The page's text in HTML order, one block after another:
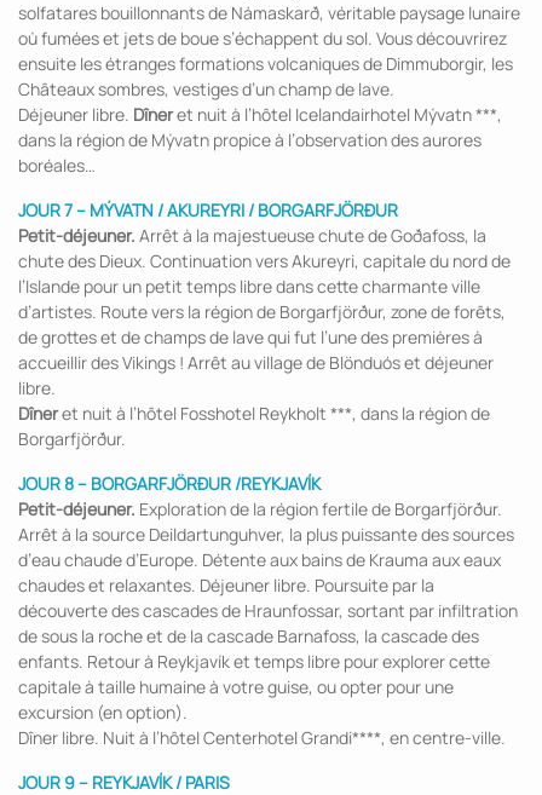
solfatares bouillonnants de Námaskarð, véritable paysage lunaire
où fumées et jets de boue s’échappent du sol. Vous découvrirez
ensuite les étranges formations volcaniques de Dimmuborgir, les
Châteaux sombres, vestiges d’un champ de lave.
Déjeuner libre. Dîneret nuit à l’hôtel Icelandairhotel Mývatn ***,
dans la région de Mývatn propice à l’observation des aurores
boréales…
JOUR 7 – MÝVATN / AKUREYRI / BORGARFJÖRÐUR
Petit-déjeuner. Arrêt à la majestueuse chute de Goðafoss, la
chute des Dieux. Continuation vers Akureyri, capitale du nord de
l’Islande pour un petit temps libre dans cette charmante ville
d’artistes. Route vers la région de Borgarfjörður, zone de forêts,
de grottes et de champs de lave qui fut l’une des premières à
accueillir des Vikings ! Arrêt au village de Blönduós et déjeuner
libre.
Dîneret nuit à l’hôtel Fosshotel Reykholt ***, dans la région de
Borgarfjörður.
JOUR 8 – BORGARFJÖRÐUR /REYKJAVÍK
Petit-déjeuner. Exploration de la région fertile de Borgarfjörður.
Arrêt à la source Deildartunguhver, la plus puissante des sources
d’eau chaude d’Europe. Détente aux bains de Krauma aux eaux
chaudes et relaxantes. Déjeuner libre. Poursuite par la
découverte des cascades de Hraunfossar, sortant par infiltration
de sous la roche et de la cascade Barnafoss, la cascade des
enfants. Retour à Reykjavík et temps libre pour explorer cette
capitale à taille humaine à votre guise, ou opter pour une
excursion (en option).
Dîner libre. Nuit à l’hôtel Centerhotel Grandi****, en centre-ville.
JOUR 9 – REYKJAVÍK / PARIS